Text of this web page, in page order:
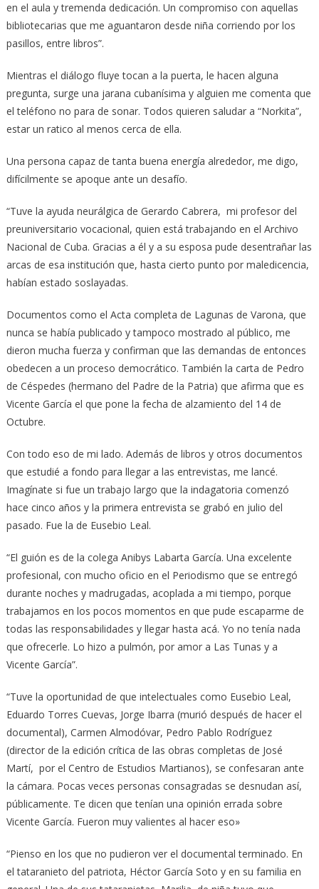
en el aula y tremenda dedicación. Un compromiso con aquellas
bibliotecarias que me aguantaron desde niña corriendo por los
pasillos, entre libros”.
Mientras el diálogo fluye tocan a la puerta, le hacen alguna
pregunta, surge una jarana cubanísima y alguien me comenta que
el teléfono no para de sonar. Todos quieren saludar a “Norkita”,
estar un ratico al menos cerca de ella.
Una persona capaz de tanta buena energía alrededor, me digo,
difícilmente se apoque ante un desafío.
“Tuve la ayuda neurálgica de Gerardo Cabrera, mi profesor del
preuniversitario vocacional, quien está trabajando en el Archivo
Nacional de Cuba. Gracias a él y a su esposa pude desentrañar las
arcas de esa institución que, hasta cierto punto por maledicencia,
habían estado soslayadas.
Documentos como el Acta completa de Lagunas de Varona, que
nunca se había publicado y tampoco mostrado al público, me
dieron mucha fuerza y confirman que las demandas de entonces
obedecen a un proceso democrático. También la carta de Pedro
de Céspedes (hermano del Padre de la Patria) que afirma que es
Vicente García el que pone la fecha de alzamiento del 14 de
Octubre.
Con todo eso de mi lado. Además de libros y otros documentos
que estudié a fondo para llegar a las entrevistas, me lancé.
Imagínate si fue un trabajo largo que la indagatoria comenzó
hace cinco años y la primera entrevista se grabó en julio del
pasado. Fue la de Eusebio Leal.
“El guión es de la colega Anibys Labarta García. Una excelente
profesional, con mucho oficio en el Periodismo que se entregó
durante noches y madrugadas, acoplada a mi tiempo, porque
trabajamos en los pocos momentos en que pude escaparme de
todas las responsabilidades y llegar hasta acá. Yo no tenía nada
que ofrecerle. Lo hizo a pulmón, por amor a Las Tunas y a
Vicente García”.
“Tuve la oportunidad de que intelectuales como Eusebio Leal,
Eduardo Torres Cuevas, Jorge Ibarra (murió después de hacer el
documental), Carmen Almodóvar, Pedro Pablo Rodríguez
(director de la edición crítica de las obras completas de José
Martí, por el Centro de Estudios Martianos), se confesaran ante
la cámara. Pocas veces personas consagradas se desnudan así,
públicamente. Te dicen que tenían una opinión errada sobre
Vicente García. Fueron muy valientes al hacer eso»
“Pienso en los que no pudieron ver el documental terminado. En
el tataranieto del patriota, Héctor García Soto y en su familia en